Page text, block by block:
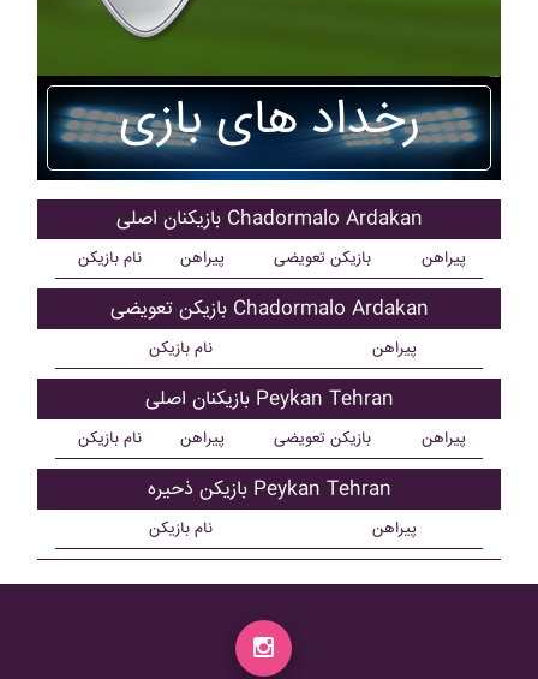
رخداد های بازی
بازیکنان اصلی Chadormalo Ardakan
نام بازیکن پیراهن بازیکن تعویضی پیراهن
بازیکن تعویضی Chadormalo Ardakan
نام بازیکن پیراهن
بازیکنان اصلی Peykan Tehran
نام بازیکن پیراهن بازیکن تعویضی پیراهن
بازیکن ذحیره Peykan Tehran
نام بازیکن پیراهن